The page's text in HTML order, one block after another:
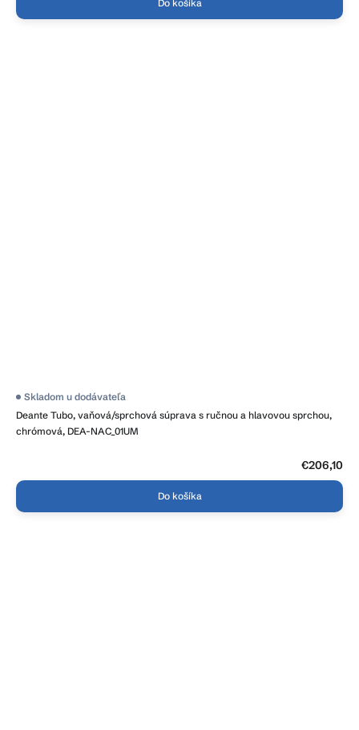
Do košíka
Deante Tubo, vaňová/sprchová súprava s ručnou a hlavovou sprchou,
chrómová, DEA-NAC_01UM
Skladom u dodávateľa
€206,10
Do košíka